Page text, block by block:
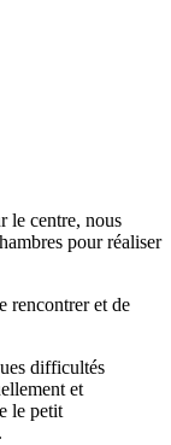
le centre, nous
pour réaliser
rencontrer et de
difficultés
et
le petit